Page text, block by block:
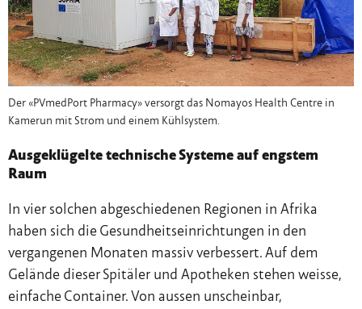
Der «PVmedPort Pharmacy» versorgt das Nomayos Health Centre in
Kamerun mit Strom und einem Kühlsystem.
Ausgeklügelte technische Systeme auf engstem
Raum
In vier solchen abgeschiedenen Regionen in Afrika
haben sich die Gesundheitseinrichtungen in den
vergangenen Monaten massiv verbessert. Auf dem
Gelände dieser Spitäler und Apotheken stehen weisse,
einfache Container. Von aussen unscheinbar,